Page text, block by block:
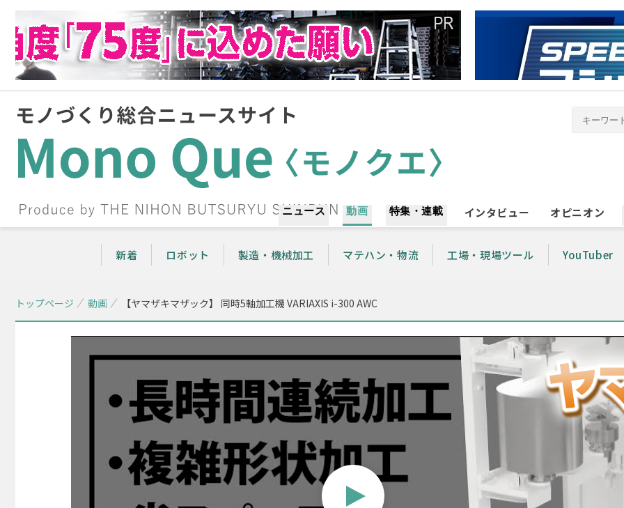
ニュース 動画 特集・連載 インタビュー オピニオン
新着 ロボット 製造・機械加工 マテハン・物流 工場・現場ツール YouTuber
トップページ 動画 【ヤマザキマザック】 同時5軸加工機 VARIAXIS i-300 AWC